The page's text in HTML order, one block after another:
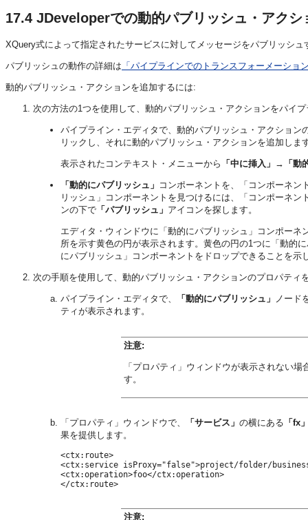
17.4 JDeveloperでの動的パブリッシュ・アクシ
XQuery式によって指定されたサービスに対してメッセージをパブリッシ
パブリッシュの動作の詳細は 「パイプラインでのトランスフォーメーショ
動的パブリッシュ・アクションを追加するには:
次の方法の1つを使用して、動的パブリッシュ・アクションをパイ
パイプライン・エディタで、動的パブリッシュ・アクショ
リックし、それに動的パブリッシュ・アクションを追加しま
表示されたコンテキスト・メニューから 「中に挿入」 → 「動
「動的にパブリッシュ」 コンポーネントを、「コンポーネン
リッシュ」コンポーネントを見つけるには、「コンポーネ
ンの下で 「パブリッシュ」 アイコンを探します。
エディタ・ウィンドウに「動的にパブリッシュ」コンポー
所を示す黄色の円が表示されます。黄色の円の1つに「動的
にパブリッシュ」コンポーネントをドロップできることを
次の手順を使用して、動的パブリッシュ・アクションのプロパティ
パイプライン・エディタで、 「動的にパブリッシュ」 ノード
ティが表示されます。
注意:
「プロパティ」ウィンドウが表示されない場
す。
「プロパティ」ウィンドウで、 「サービス」 の横にある 「fx
果を提供します。
<ctx:route>
<ctx:service isProxy="false">project/folder/
<ctx:operation>foo</ctx:operation>
</ctx:route>
注意: